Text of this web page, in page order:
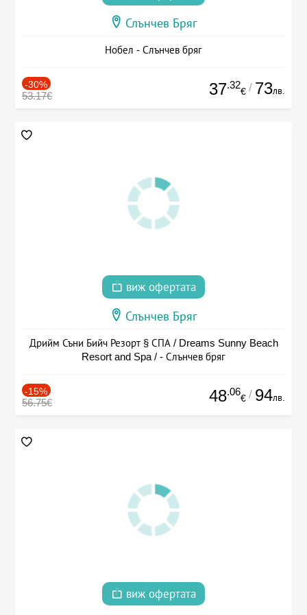
Слънчев Бряг
Нобел - Слънчев бряг
-30%
53.17€ 37.32
€ / 73лв.
виж офертата
Слънчев Бряг
Дрийм Съни Бийч Резорт § СПА / Dreams Sunny Beach
Resort and Spa / - Слънчев бряг
-15%
56.75€ 48.06
€ / 94лв.
виж офертата